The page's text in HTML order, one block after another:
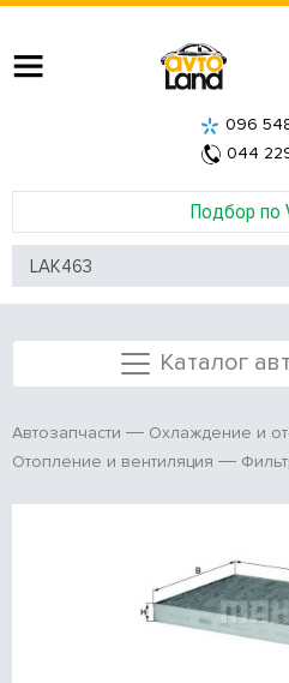
Подбор по
096
044
Каталог
Автозапчасти
Охлаждение и
Отопление и вентиляция